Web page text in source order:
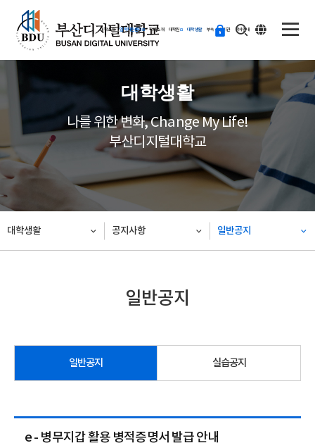
대학소개 입학지원센터 학과소개 대학원 대학생활 부속·부설기관 학사안내
등
하
기
ENG
대학생활
나를 위한 변화, Change My Life!
부산디지털대학교
대학생활 공지사항 일반공지
일반공지
일반공지 실습공지
e - 병무지갑 활용 병적증명서 발급 안내